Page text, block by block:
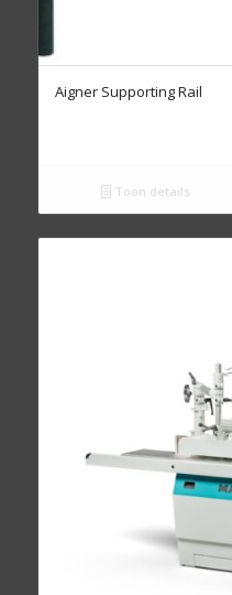
Aigner Supporting Rail
Toon details